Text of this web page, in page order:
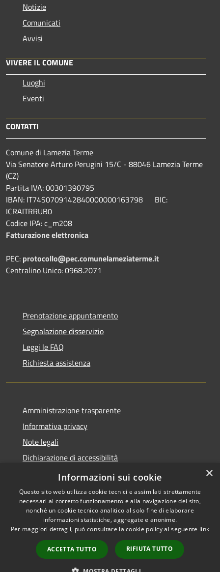
Notizie
Comunicati
Avvisi
VIVERE IL COMUNE
Luoghi
Eventi
CONTATTI
Comune di Lamezia Terme
Via Senatore Arturo Perugini 15/C - 88046 Lamezia Terme
(CZ)
Partita IVA: 00301390795
IBAN: IT74S0709142840000000163798 BIC:
ICRAITRRUB0
Codice IPA: c_m208
Fatturazione elettronica
PEC: protocollo@pec.comunelameziaterme.it
Centralino Unico: 0968.2071
Prenotazione appuntamento
Segnalazione disservizio
Leggi le FAQ
Richiesta assistenza
Amministrazione trasparente
Informativa privacy
Note legali
Dichiarazione di accessibilità
Feedback accessibilità
Accessibilità
Copyright © 2026 • Città di
Lamezia Terme • Powered by
Municipium•
Accesso
redazione
×
Informazioni sui cookie
Questo sito web utilizza cookie tecnici e assimilati strettamente
necessari al corretto funzionamento e alla navigazione del sito,
nonché un cookie tecnico analitico al solo fine di elaborare
informazioni statistiche, aggregate e anonime.
Per maggiori dettagli, può consultare la cookie policy al seguente link
ACCETTA TUTTO RIFIUTA TUTTO